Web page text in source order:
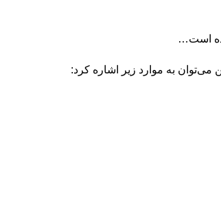
است…
می‌توان به موارد زیر اشاره کرد: